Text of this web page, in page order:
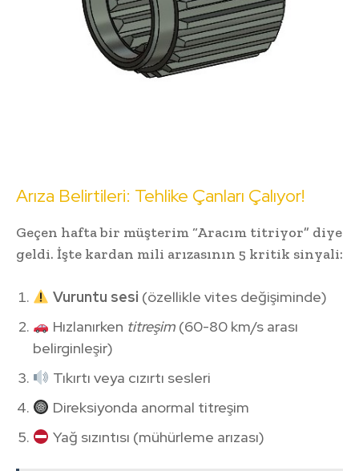
Arıza Belirtileri: Tehlike Çanları Çalıyor!
Geçen hafta bir müşterim “Aracım titriyor” diye
geldi. İşte kardan mili arızasının 5 kritik sinyali:
Vuruntu sesi (özellikle vites değişiminde)
Hızlanırken titreşim(60-80 km/s arası
belirginleşir)
Tıkırtı veya cızırtı sesleri
Direksiyonda anormal titreşim
Yağ sızıntısı (mühürleme arızası)